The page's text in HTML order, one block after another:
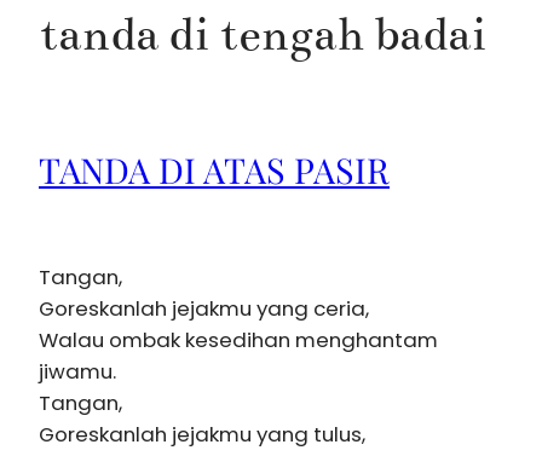
tanda di tengah badai
TANDA DI ATAS PASIR
Tangan,
Goreskanlah jejakmu yang ceria,
Walau ombak kesedihan menghantam
jiwamu.
Tangan,
Goreskanlah jejakmu yang tulus,